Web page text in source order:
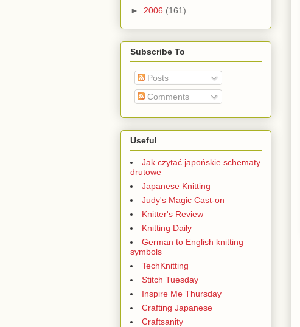
► 2006 (161)
Subscribe To
Posts
Comments
Useful
Jak czytać japońskie schematy
drutowe
Japanese Knitting
Judy's Magic Cast-on
Knitter's Review
Knitting Daily
German to English knitting
symbols
TechKnitting
Stitch Tuesday
Inspire Me Thursday
Crafting Japanese
Craftsanity